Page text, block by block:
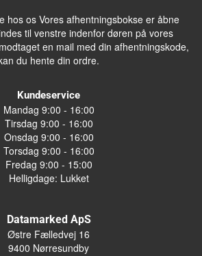
hos os Vores afhentningsbokse er åbne
til venstre indenfor døren på vores
en mail med din afhentningskode,
du hente din ordre.
Kundeservice
Mandag 9:00 - 16:00
Tirsdag 9:00 - 16:00
Onsdag 9:00 - 16:00
Torsdag 9:00 - 16:00
Fredag 9:00 - 15:00
Helligdage: Lukket
Datamarked ApS
Østre Fælledvej 16
9400 Nørresundby